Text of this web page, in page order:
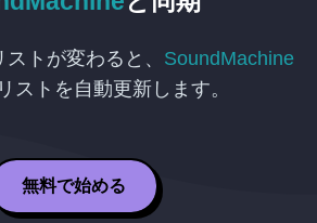
トが変わると、 SoundMachine
ストを自動更新します。
無料で始める